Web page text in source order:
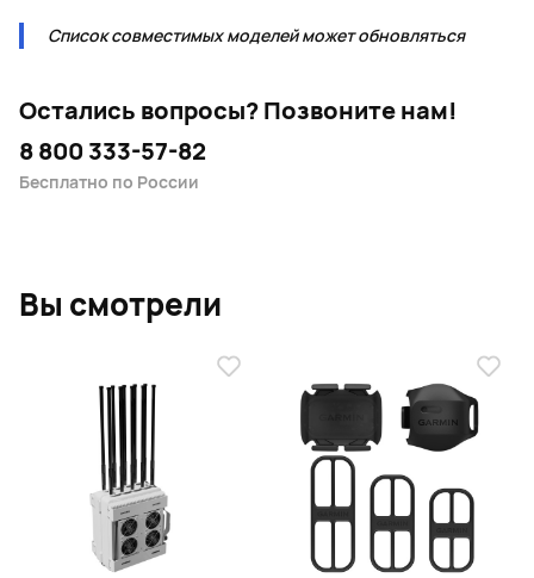
Список совместимых моделей может обновляться
Остались вопросы?Позвоните нам!
8 800 333-57-82
Бесплатно по России
Вы смотрели